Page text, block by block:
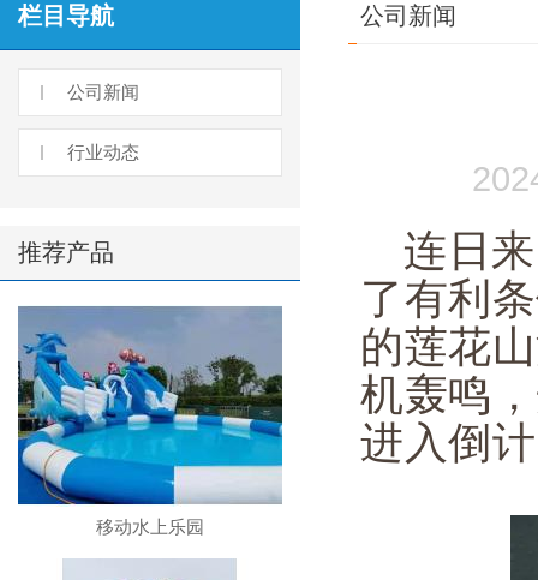
栏目导航
公司新闻
行业动态
推荐产品
移动水上乐园
公司新闻
连日
了有利
的莲花
机轰鸣
进入倒